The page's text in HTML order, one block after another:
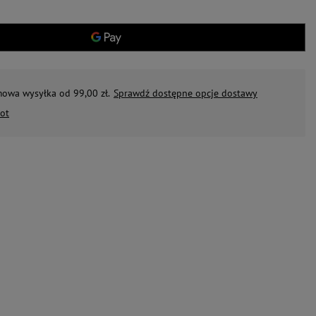
wysyłka od 99,00 zł. Sprawdź dostępne opcje dostawy